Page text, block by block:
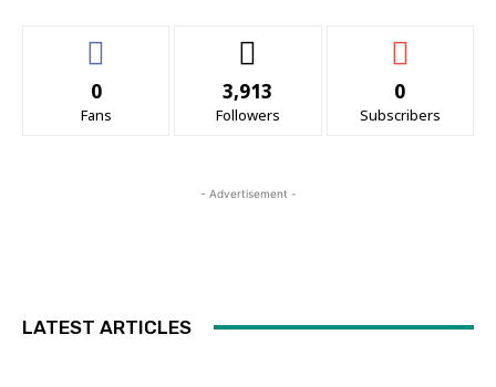
0
Fans
3,913
Followers
0
Subscribers
- Advertisement -
LATEST ARTICLES